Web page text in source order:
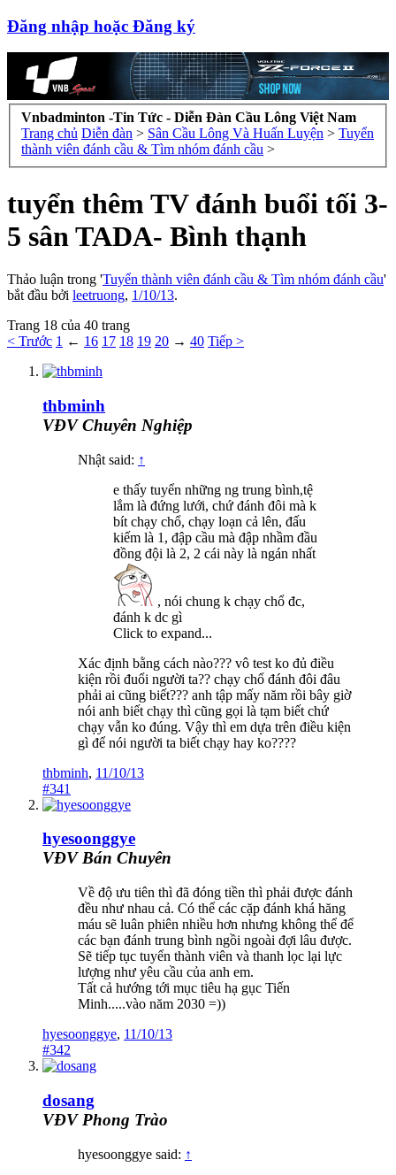
Đăng nhập hoặc Đăng ký
Vnbadminton -Tin Tức - Diễn Đàn Cầu Lông Việt Nam
Trang chủ Diễn đàn > Sân Cầu Lông Và Huấn Luyện > Tuyển
thành viên đánh cầu & Tìm nhóm đánh cầu >
tuyển thêm TV đánh buổi tối 3-
5 sân TADA- Bình thạnh
Thảo luận trong 'Tuyển thành viên đánh cầu & Tìm nhóm đánh cầu'
bắt đầu bởi leetruong, 1/10/13.
Trang 18 của 40 trang
< Trước 1 ← 16 17 18 19 20 → 40 Tiếp >
thbminh
VĐV Chuyên Nghiệp
Nhật said: ↑
e thấy tuyển những ng trung bình,tệ
lắm là đứng lưới, chứ đánh đôi mà k
bít chạy chổ, chạy loạn cả lên, đấu
kiếm là 1, đập cầu mà đập nhầm đầu
đồng đội là 2, 2 cái này là ngán nhất
, nói chung k chạy chổ đc,
đánh k dc gì
Click to expand...
Xác định bằng cách nào??? vô test ko đủ điều
kiện rồi đuổi người ta?? chạy chổ đánh đôi đâu
phải ai cũng biết??? anh tập mấy năm rồi bây giờ
nói anh biết chạy thì cũng gọi là tạm biết chứ
chạy vẫn ko đúng. Vậy thì em dựa trên điều kiện
gì để nói người ta biết chạy hay ko????
thbminh, 11/10/13
#341
hyesoonggye
VĐV Bán Chuyên
Về độ ưu tiên thì đã đóng tiền thì phải được đánh
đều như nhau cả. Có thể các cặp đánh khá hăng
máu sẽ luân phiên nhiều hơn nhưng không thể để
các bạn đánh trung bình ngồi ngoài đợi lâu được.
Sẽ tiếp tục tuyển thành viên và thanh lọc lại lực
lượng như yêu cầu của anh em.
Tất cả hướng tới mục tiêu hạ gục Tiến
Minh.....vào năm 2030 =))
hyesoonggye, 11/10/13
#342
dosang
VĐV Phong Trào
hyesoonggye said: ↑